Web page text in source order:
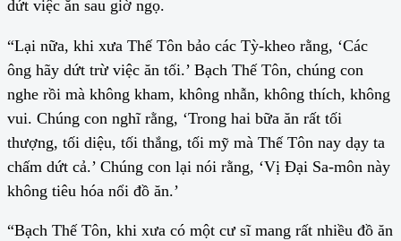
dứt việc ăn sau giờ ngọ.
“Lại nữa, khi xưa Thế Tôn bảo các Tỳ-kheo rằng, ‘Các
ông hãy dứt trừ việc ăn tối.’ Bạch Thế Tôn, chúng con
nghe rồi mà không kham, không nhẫn, không thích, không
vui. Chúng con nghĩ rằng, ‘Trong hai bữa ăn rất tối
thượng, tối diệu, tối thắng, tối mỹ mà Thế Tôn nay dạy ta
chấm dứt cả.’ Chúng con lại nói rằng, ‘Vị Đại Sa-môn này
không tiêu hóa nổi đồ ăn.’
“Bạch Thế Tôn, khi xưa có một cư sĩ mang rất nhiều đồ ăn